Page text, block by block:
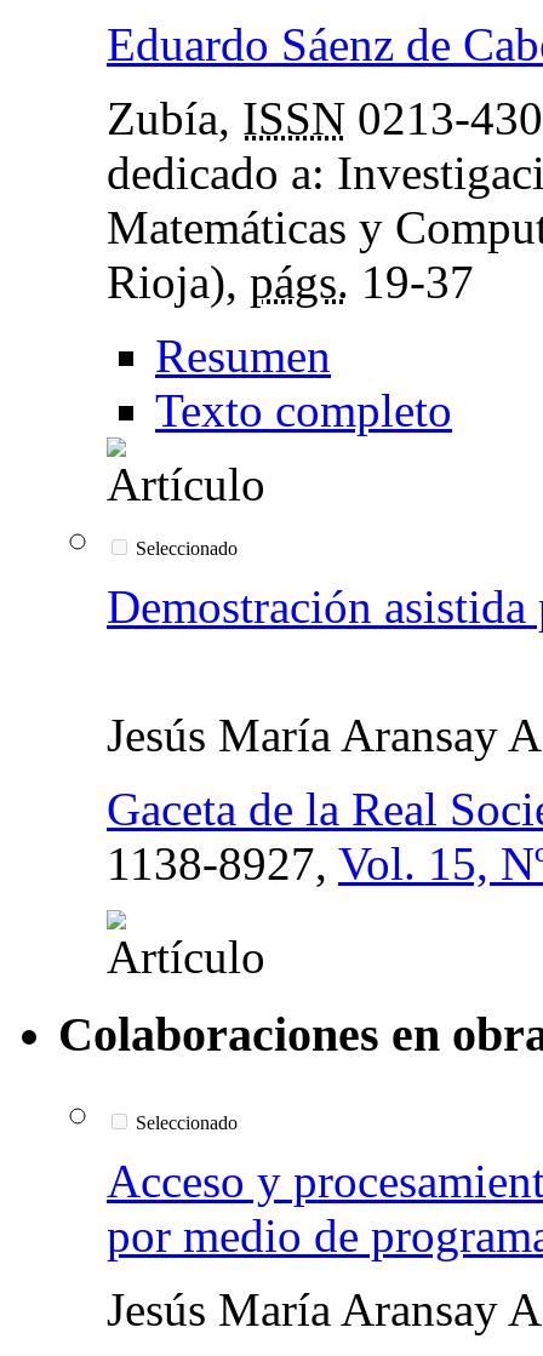
Eduardo Sáenz de
Zubía, ISSN 0213-
dedicado a:
Matemáticas y
Rioja), págs. 19-37
Resumen
Texto completo
Seleccionado
Demostración
Jesús María Aransay
Gaceta de la Real
1138-8927, Vol. 15,
Colaboraciones en
Seleccionado
Acceso y
por medio de
Jesús María Aransay